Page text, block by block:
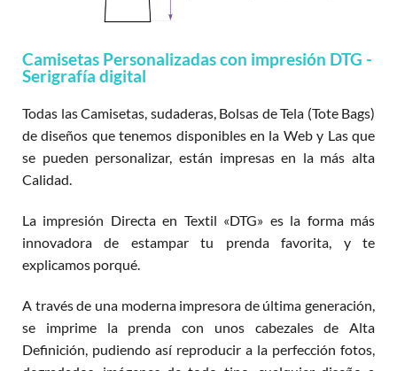
Camisetas Personalizadas con impresión DTG -
Serigrafía digital
Todas las Camisetas, sudaderas, Bolsas de Tela (Tote Bags)
de diseños que tenemos disponibles en la Web y Las que
se pueden personalizar, están impresas en la más alta
Calidad.
La impresión Directa en Textil «DTG» es la forma más
innovadora de estampar tu prenda favorita, y te
explicamos porqué.
A través de una moderna impresora de última generación,
se imprime la prenda con unos cabezales de Alta
Definición, pudiendo así reproducir a la perfección fotos,